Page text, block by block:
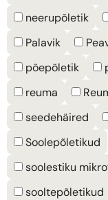
neerupõletik
Palavik
põepõletik
reuma
seedehäired
Soolepõletikud
soolestiku
sooltepõletikud